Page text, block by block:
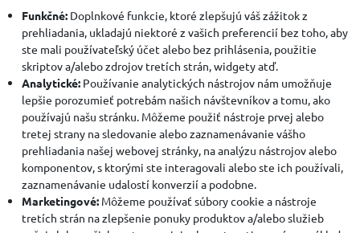
Funkčné: Doplnkové funkcie, ktoré zlepšujú váš zážitok z
prehliadania, ukladajú niektoré z vašich preferencií bez toho, aby
ste mali používateľský účet alebo bez prihlásenia, použitie
skriptov a/alebo zdrojov tretích strán, widgety atď.
Analytické: Používanie analytických nástrojov nám umožňuje
lepšie porozumieť potrebám našich návštevníkov a tomu, ako
používajú našu stránku. Môžeme použiť nástroje prvej alebo
tretej strany na sledovanie alebo zaznamenávanie vášho
prehliadania našej webovej stránky, na analýzu nástrojov alebo
komponentov, s ktorými ste interagovali alebo ste ich používali,
zaznamenávanie udalostí konverzií a podobne.
Marketingové: Môžeme používať súbory cookie a nástroje
tretích strán na zlepšenie ponuky produktov a/alebo služieb